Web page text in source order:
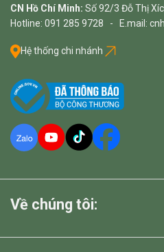
CN Hồ Chí Minh: Số 92/3 Đỗ Thị
Hotline: 091 285 9728 - E.mail:
Hệ thống chi nhánh
Về chúng tôi: